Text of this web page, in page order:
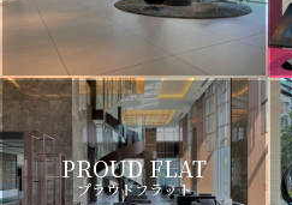
PROUD FLAT
プラウドフラット